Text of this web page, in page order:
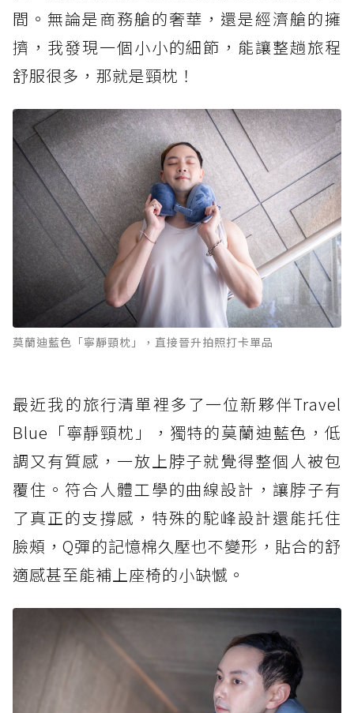
間。無論是商務艙的奢華，還是經濟艙的擁
擠，我發現一個小小的細節，能讓整趟旅程
舒服很多，那就是頸枕！
莫蘭迪藍色「寧靜頸枕」，直接晉升拍照打卡單品
最近我的旅行清單裡多了一位新夥伴Travel
Blue「寧靜頸枕」，獨特的莫蘭迪藍色，低
調又有質感，一放上脖子就覺得整個人被包
覆住。符合人體工學的曲線設計，讓脖子有
了真正的支撐感，特殊的駝峰設計還能托住
臉頰，Q彈的記憶棉久壓也不變形，貼合的舒
適感甚至能補上座椅的小缺憾。